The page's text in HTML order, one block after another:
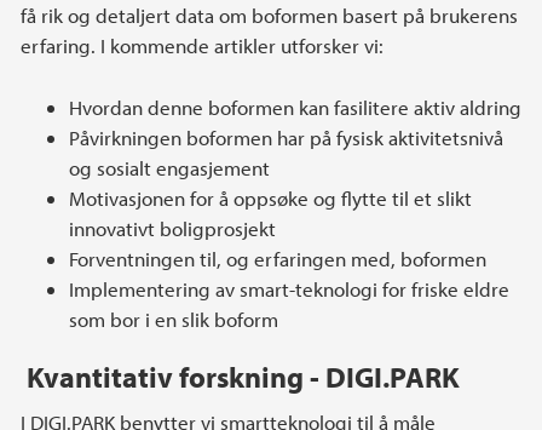
få rik og detaljert data om boformen basert på brukerens
erfaring. I kommende artikler utforsker vi:
Hvordan denne boformen kan fasilitere aktiv aldring
Påvirkningen boformen har på fysisk aktivitetsnivå
og sosialt engasjement
Motivasjonen for å oppsøke og flytte til et slikt
innovativt boligprosjekt
Forventningen til, og erfaringen med, boformen
Implementering av smart-teknologi for friske eldre
som bor i en slik boform
Kvantitativ forskning - DIGI.PARK
I DIGI.PARK benytter vi smartteknologi til å måle